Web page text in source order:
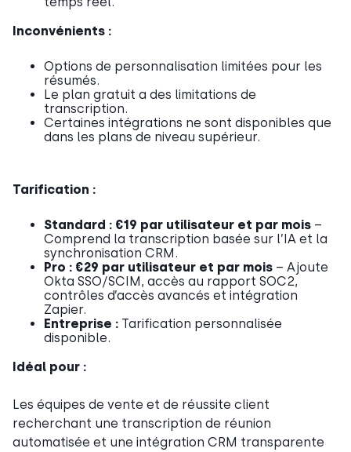
Inconvénients :
Options de personnalisation limitées pour les
résumés.
Le plan gratuit a des limitations de
transcription.
Certaines intégrations ne sont disponibles que
dans les plans de niveau supérieur.
Tarification :
Standard : €19 par utilisateur et par mois –
Comprend la transcription basée sur l’IA et la
synchronisation CRM.
Pro : €29 par utilisateur et par mois – Ajoute
Okta SSO/SCIM, accès au rapport SOC2,
contrôles d’accès avancés et intégration
Zapier.
Entreprise : Tarification personnalisée
disponible.
Idéal pour :
Les équipes de vente et de réussite client
recherchant une transcription de réunion
automatisée et une intégration CRM transparente